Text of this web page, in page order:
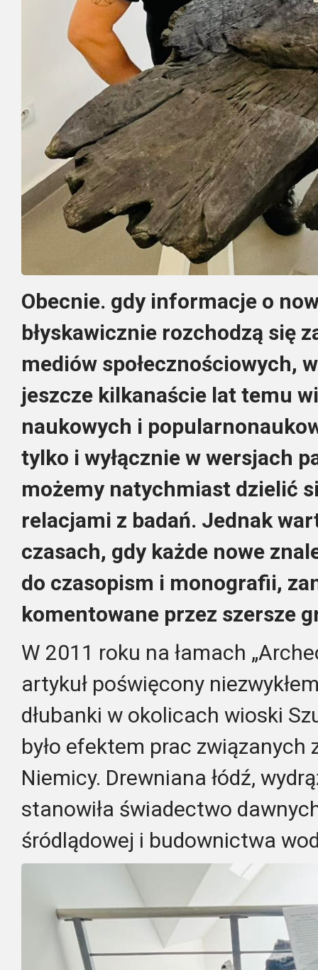
Obecnie. gdy informacje o
błyskawicznie rozchodzą się
mediów społecznościowych,
jeszcze kilkanaście lat temu
naukowych i
tylko i wyłącznie w wersjach
możemy natychmiast dzielić
relacjami z badań. Jednak
czasach, gdy każde nowe
do czasopism i monografii,
komentowane przez szersze
W 2011 roku na łamach
artykuł poświęcony
dłubanki w okolicach wioski
było efektem prac związanych
Niemicy. Drewniana łódź,
stanowiła świadectwo
śródlądowej i budownictwa